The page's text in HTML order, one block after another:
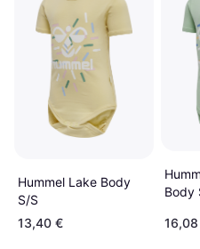
Hummel Lake Body
S/S
13,40 €
Body